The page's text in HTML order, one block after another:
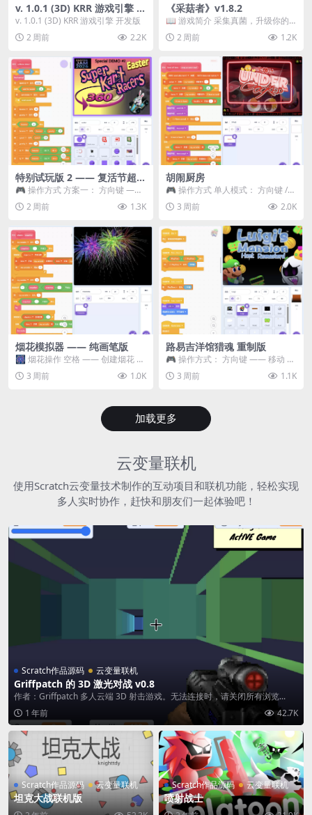
v. 1.0.1 (3D) KRR 游戏引擎 开
发版
v. 1.0.1 (3D) KRR 游戏引擎 开发版
2 周前
2.2K
《采菇者》v1.8.2
📖 游戏简介 采集真菌，升级你的
机体，并前往未知领域探索。 这是
一款静谧的探索冒...
2 周前 1.2K
特别试玩版 2 —— 复活节超级
卡丁车赛
🎮 操作方式 方案一： 方向键 ——
移动 Z —— 跳跃 / 漂移 方案二： ...
2 周前 1.3K
胡闹厨房
🎮 操作方式 单人模式： 方向键 /
WASD —— 移动 Z / K —— 抓...
3 周前 2.0K
烟花模拟器 —— 纯画笔版
🎆 烟花操作 空格 —— 创建烟花 1
~ 3 —— 切换烟花类型 普通烟花
嘶...3 周前 1.0K
路易吉洋馆猎魂 重制版
🎮 操作方式： 方向键 —— 移动 &
跳跃 空格 —— 打开宝箱 将你...
3 周前 1.1K
加载更多
云变量联机
使用Scratch云变量技术制作的互动项目和联机功能，轻松实现
多人实时协作，赶快和朋友们一起体验吧！
Scratch作品源码 云变量联机
Griffpatch 的 3D 激光对战 v0.8
作者：Griffpatch 多人云端 3D 射击游戏。无法连接时，请关闭所有浏览...
1 年前
42.7K
Scratch作品源码 云变量联机
坦克大战联机版
Scratch作品源码 云变量联机
喷射战士